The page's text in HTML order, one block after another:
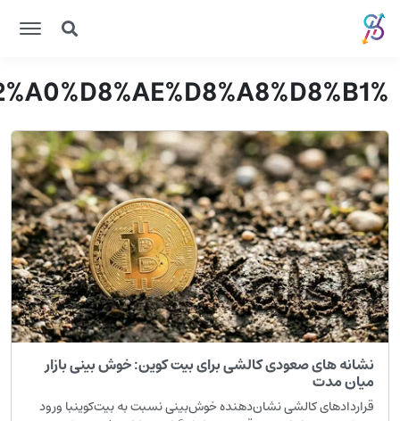
های صعودی کالشی برای بیت کوین: خوش بینی بازار
مدت
کالشی نشان‌دهنده خوش‌بینی نسبت به بیت‌کوینبا ورود